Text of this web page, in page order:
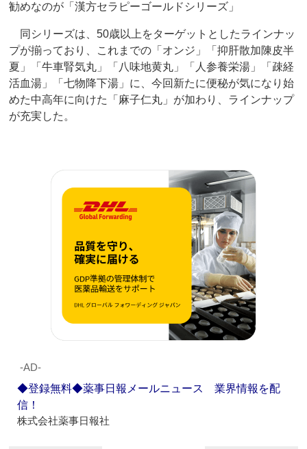
勧めなのが「漢方セラピーゴールドシリーズ」
同シリーズは、50歳以上をターゲットとしたラインナッ
プが揃っており、これまでの「オンジ」「抑肝散加陳皮半
夏」「牛車腎気丸」「八味地黄丸」「人参養栄湯」「疎経
活血湯」「七物降下湯」に、今回新たに便秘が気になり始
めた中高年に向けた「麻子仁丸」が加わり、ラインナップ
が充実した。
‐AD‐
◆登録無料◆薬事日報メールニュース 業界情報を配
信！
株式会社薬事日報社